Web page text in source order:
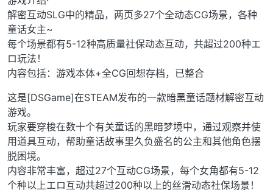
解密互动SLG中的精品，两页多27个全动态CG场景，各种
童话女主~
每个场景都有5-12种高质量社保动态互动，共超过200种エ
ロ玩法！
内容包括：游戏本体+全CG回想存档，已整合
这是[DSGame]在STEAM发布的一款暗黑童话题材解密互动
游戏。
玩家要穿梭在数十个有关童话的黑暗梦境中，通过观察并使
用道具互动，帮助童话故事里久负盛名的公主和其他角色摆
脱困境。
内容非常丰富，超过27个互动CG场景，每个女角都有5-12
个种以上エロ互动共超过200种以上的丝滑动态社保场景！